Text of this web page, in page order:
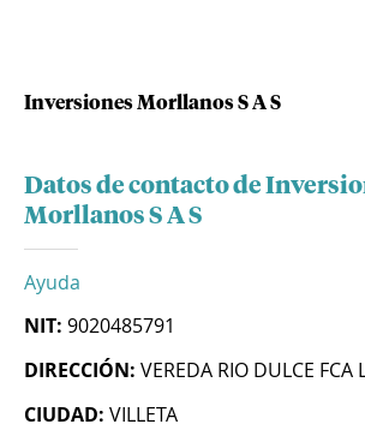
Inversiones Morllanos S A S
Datos de contacto de
Morllanos S A S
Ayuda
NIT: 9020485791
DIRECCIÓN: VEREDA RIO DULCE FCA
CIUDAD: VILLETA